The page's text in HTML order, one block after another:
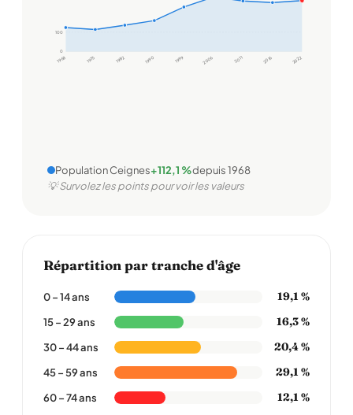
0
100
1968 1975 1982 1990 1999 2006 2011 2016 2022
Population Ceignes+112,1 %depuis 1968
💡 Survolez les points pour voir les valeurs
Répartition par tranche d'âge
0 – 14 ans 19,1 %
15 – 29 ans 16,3 %
30 – 44 ans 20,4 %
45 – 59 ans 29,1 %
60 – 74 ans 12,1 %